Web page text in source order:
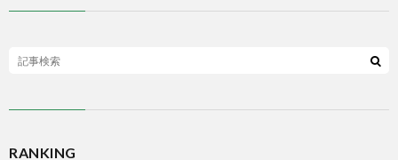
RANKING